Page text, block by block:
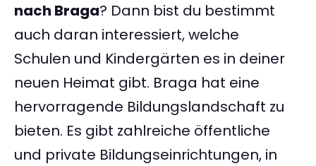
nach Braga? Dann bist du bestimmt
auch daran interessiert, welche
Schulen und Kindergärten es in deiner
neuen Heimat gibt. Braga hat eine
hervorragende Bildungslandschaft zu
bieten. Es gibt zahlreiche öffentliche
und private Bildungseinrichtungen, in